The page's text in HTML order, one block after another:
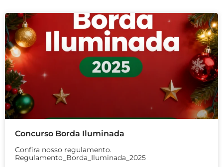
Concurso Borda Iluminada
Confira nosso regulamento.
Regulamento_Borda_Iluminada_2025